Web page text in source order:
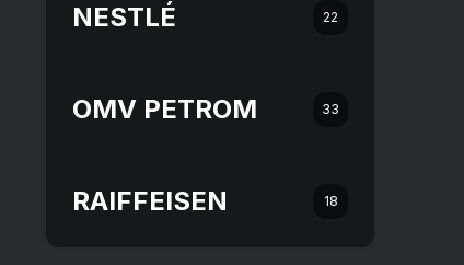
NESTLÉ 22
OMV PETROM 33
RAIFFEISEN 18